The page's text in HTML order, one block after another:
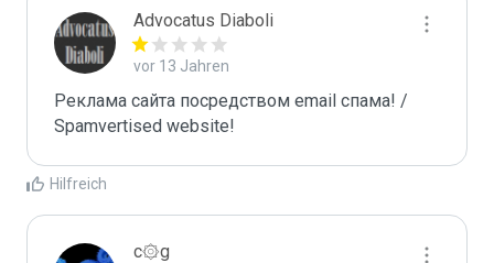
Advocatus Diaboli
vor 13 Jahren
Реклама сайта посредством email спама! /
Spamvertised website!
Hilfreich
c۞g